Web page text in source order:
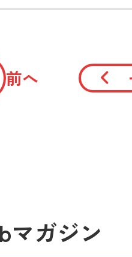
前へ
マガジン